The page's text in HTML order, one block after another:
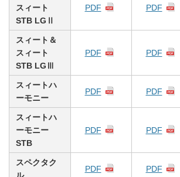
スィート
STB LGⅡ
PDF PDF
スィート＆
スィート
STB LGⅢ
PDF PDF
スィートハ
ーモニー
PDF PDF
スィートハ
ーモニー
STB
PDF PDF
スペクタク
PDF PDF